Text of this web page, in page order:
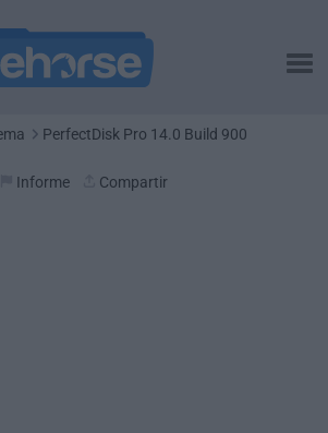
PerfectDisk Pro 14.0 Build 900
Informe
Compartir